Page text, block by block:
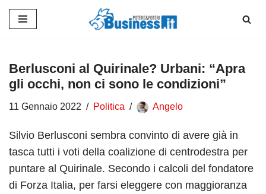
contenuto
Berlusconi al Quirinale? Urbani: “Apra
gli occhi, non ci sono le condizioni”
11 Gennaio 2022 Politica Angelo
Silvio Berlusconi sembra convinto di avere già in
tasca tutti i voti della coalizione di centrodestra per
puntare al Quirinale. Secondo i calcoli del fondatore
di Forza Italia, per farsi eleggere con maggioranza